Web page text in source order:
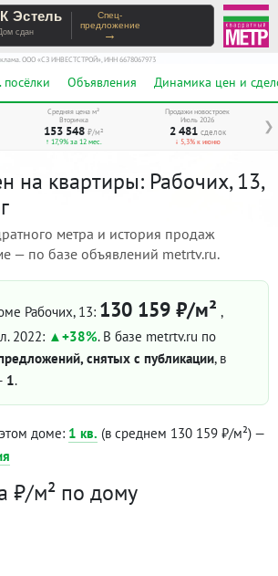
Эстель
сдан
Спец-
предложение
→
ООО «СЗ ИНВЕСТСТРОЙ», ИНН 6678067973
посёлки Объявления Динамика цен и
❯
Средняя цена м²
Вторичка
153 548 ₽/м²
↑ 17,9% за 12 мес.
Продажи новостроек
Июль 2026
2 481 сделок
↓ 5,3% к июню
на квартиры: Рабочих, 13,
метра и история продаж
— по базе объявлений metrtv.ru.
Рабочих, 13: 130 159 ₽/м² ,
2022:
+38%. В базе metrtv.ru по
снятых с публикации, в
1.
доме: 1 кв. (в среднем 130 159 ₽/м²) —
₽/м² по дому